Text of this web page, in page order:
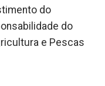
do
do
e Pescas